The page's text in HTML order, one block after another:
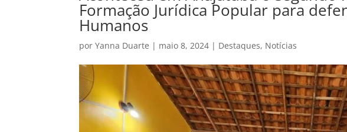
Formação Jurídica Popular para
Humanos
porYanna Duarte | maio 8, 2024 | Destaques, Notícias